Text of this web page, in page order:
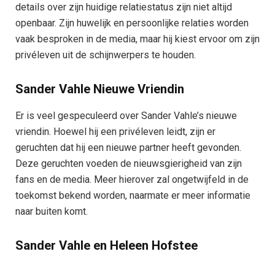
details over zijn huidige relatiestatus zijn niet altijd
openbaar. Zijn huwelijk en persoonlijke relaties worden
vaak besproken in de media, maar hij kiest ervoor om zijn
privéleven uit de schijnwerpers te houden.
Sander Vahle Nieuwe Vriendin
Er is veel gespeculeerd over Sander Vahle’s nieuwe
vriendin. Hoewel hij een privéleven leidt, zijn er
geruchten dat hij een nieuwe partner heeft gevonden.
Deze geruchten voeden de nieuwsgierigheid van zijn
fans en de media. Meer hierover zal ongetwijfeld in de
toekomst bekend worden, naarmate er meer informatie
naar buiten komt.
Sander Vahle en Heleen Hofstee